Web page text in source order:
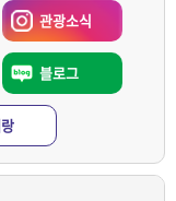
관광소식
블로그